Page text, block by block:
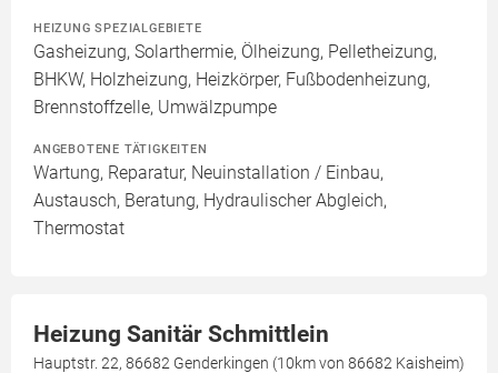
HEIZUNG SPEZIALGEBIETE
Gasheizung, Solarthermie, Ölheizung, Pelletheizung,
BHKW, Holzheizung, Heizkörper, Fußbodenheizung,
Brennstoffzelle, Umwälzpumpe
ANGEBOTENE TÄTIGKEITEN
Wartung, Reparatur, Neuinstallation / Einbau,
Austausch, Beratung, Hydraulischer Abgleich,
Thermostat
Heizung Sanitär Schmittlein
Hauptstr. 22, 86682 Genderkingen (10km von 86682 Kaisheim)